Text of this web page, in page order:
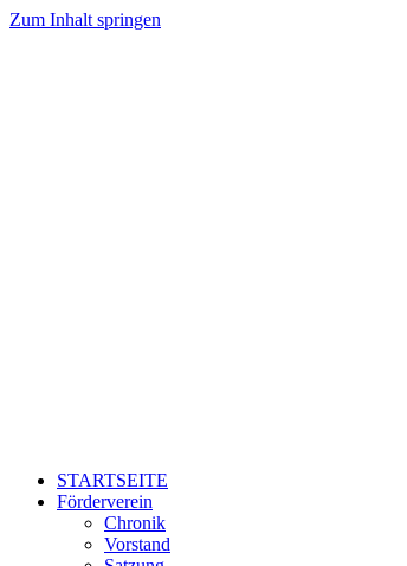
Zum Inhalt springen
STARTSEITE
Förderverein
Chronik
Vorstand